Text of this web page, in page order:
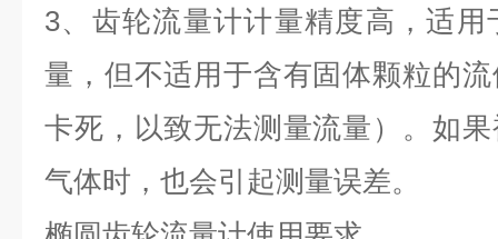
3、齿轮流量计计量精度高，适
量，但不适用于含有固体颗粒的
卡死，以致无法测量流量）。如
气体时，也会引起测量误差。